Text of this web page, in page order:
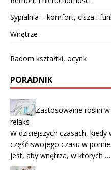
Sypialnia – komfort, cisza i
Wnętrze
Radom kształtki, ocynk
PORADNIK
Zastosowanie roślin
relaks
W dzisiejszych czasach,
część swojego czasu w
jest, aby wnętrza, w których …